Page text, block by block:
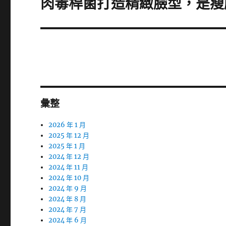
篇
肉毒桿菌打造精緻臉型，是
彙整
2026 年 1 月
2025 年 12 月
2025 年 1 月
2024 年 12 月
2024 年 11 月
2024 年 10 月
2024 年 9 月
2024 年 8 月
2024 年 7 月
2024 年 6 月